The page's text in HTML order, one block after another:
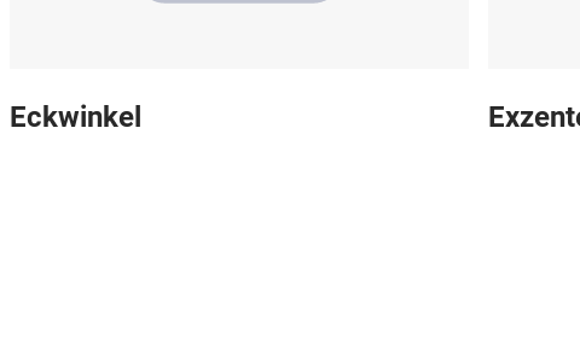
Eckwinkel